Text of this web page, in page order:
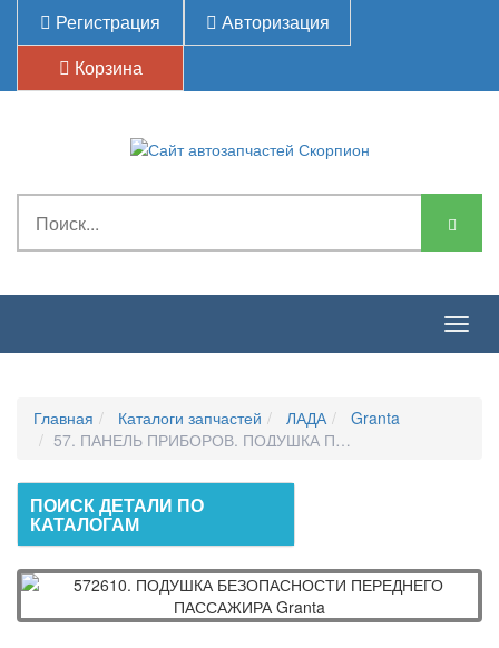
Регистрация
Авторизация
Корзина
Главная Каталоги запчастей ЛАДА
Granta
57. ПАНЕЛЬ ПРИБОРОВ, ПОДУШКА ПАССАЖИРА,
ПОИСК ДЕТАЛИ ПО
КАТАЛОГАМ